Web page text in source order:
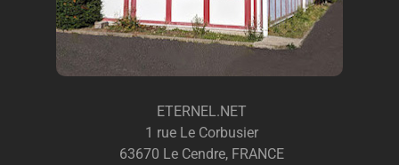
ETERNEL.NET
1 rue Le Corbusier
63670 Le Cendre, FRANCE